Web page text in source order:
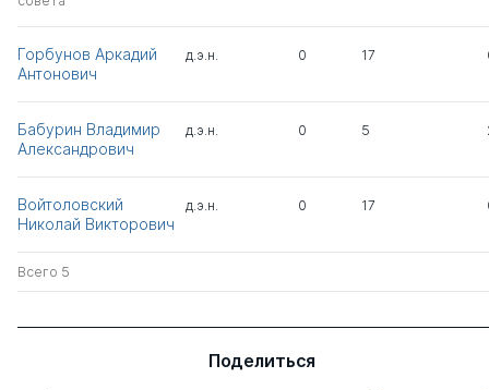
Горбунов Аркадий
Антонович
д.э.н. 0 17
Бабурин Владимир
Александрович
д.э.н. 0 5
Войтоловский
Николай Викторович
д.э.н. 0 17
Всего 5
Поделиться